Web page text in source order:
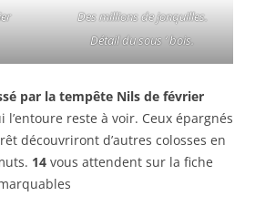
Des millions de jonquilles.
Détail du sous ‘ bois.
par la tempête Nils de février
l’entoure reste à voir. Ceux épargnés
découvriront d’autres colosses en
14 vous attendent sur la fiche